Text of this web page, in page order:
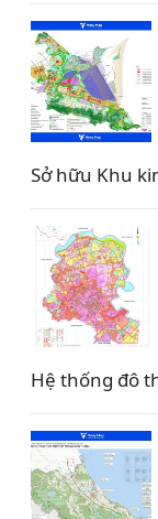
Sở hữu Khu
Hệ thống đô